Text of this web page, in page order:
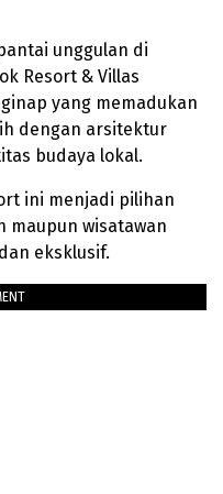
unggulan di
Resort & Villas
yang memadukan
dengan arsitektur
budaya lokal.
ini menjadi pilihan
maupun wisatawan
eksklusif.